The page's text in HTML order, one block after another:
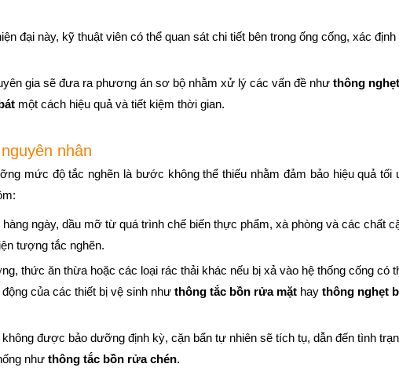
đại này, kỹ thuật viên có thể quan sát chi tiết bên trong ống cống, xác
gia sẽ đưa ra phương án sơ bộ nhằm xử lý các vấn đề nhưthông nghẹt
một cách hiệu quả và tiết kiệm thời gian.
nhân
mức độ tắc nghẽn là bước không thể thiếu nhằm đảm bảo hiệu quả tối
ngày, dầu mỡ từ quá trình chế biến thực phẩm, xà phòng và các chất
tượng tắc nghẽn.
thức ăn thừa hoặc các loại rác thải khác nếu bị xả vào hệ thống cống có
của các thiết bị vệ sinh nhưthông tắc bồn rửa mặt haythông nghẹt
được bảo dưỡng định kỳ, cặn bẩn tự nhiên sẽ tích tụ, dẫn đến tình
nhưthông tắc bồn rửa chén.